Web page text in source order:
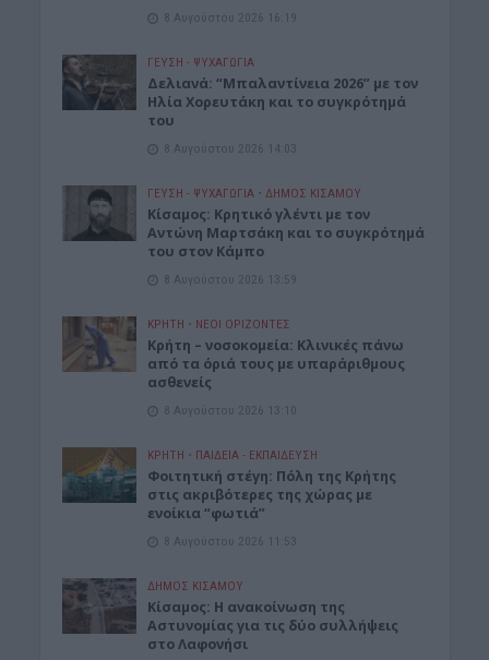
8 Αυγούστου 2026 16:19
ΓΕΎΣΗ - ΨΥΧΑΓΩΓΊΑ
Δελιανά: “Μπαλαντίνεια 2026” με τον
Ηλία Χορευτάκη και το συγκρότημά
του
8 Αυγούστου 2026 14:03
ΓΕΎΣΗ - ΨΥΧΑΓΩΓΊΑ • ΔΉΜΟΣ ΚΙΣΆΜΟΥ
Kίσαμος: Κρητικό γλέντι με τον
Αντώνη Μαρτσάκη και το συγκρότημά
του στον Κάμπο
8 Αυγούστου 2026 13:59
ΚΡΗΤΗ • ΝΕΟΙ ΟΡΙΖΟΝΤΕΣ
Κρήτη – νοσοκομεία: Κλινικές πάνω
από τα όριά τους με υπαράριθμους
ασθενείς
8 Αυγούστου 2026 13:10
ΚΡΗΤΗ • ΠΑΙΔΕΙΑ - ΕΚΠΑΙΔΕΥΣΗ
Φοιτητική στέγη: Πόλη της Κρήτης
στις ακριβότερες της χώρας με
ενοίκια “φωτιά”
8 Αυγούστου 2026 11:53
ΔΉΜΟΣ ΚΙΣΆΜΟΥ
Κίσαμος: Η ανακοίνωση της
Αστυνομίας για τις δύο συλλήψεις
στο Λαφονήσι